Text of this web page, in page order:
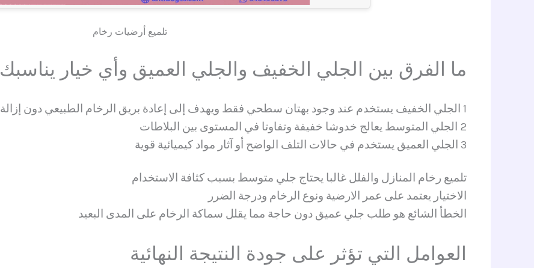
تلميع أرضيات رخام
ما الفرق بين الجلي الخفيف والجلي العميق وأي خيار يناسبك
1 الجلي الخفيف يستخدم عند وجود بهتان سطحي فقط ويهدف إلى إعادة بريق الرخام الطبيعي دون إزالة طبقات كبيرة
2 الجلي المتوسط يعالج خدوشا خفيفة وتفاوتا في المستوى بين البلاطات
3 الجلي العميق يستخدم في حالات التلف الواضح أو آثار مواد كيميائية قوية
تلميع رخام المنازل والفلل غالبا يحتاج جلي متوسط بسبب كثافة الاستخدام
الاختيار يعتمد على عمر الارضية ونوع الرخام ودرجة الضرر
الخطأ الشائع هو طلب جلي عميق دون حاجة مما يقلل سماكة الرخام على المدى البعيد
العوامل التي تؤثر على جودة النتيجة النهائية